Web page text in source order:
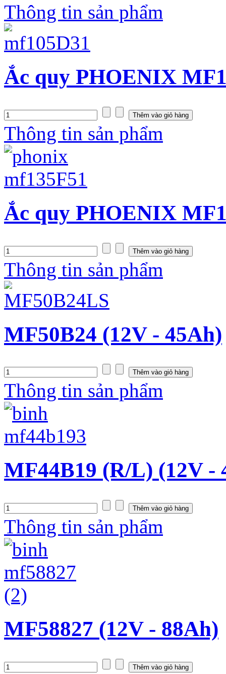
Thông tin sản phẩm
Ắc quy PHOENIX
Thông tin sản phẩm
Ắc quy PHOENIX
Thông tin sản phẩm
MF50B24 (12V - 45Ah)
Thông tin sản phẩm
MF44B19 (R/L) (12V -
Thông tin sản phẩm
MF58827 (12V - 88Ah)